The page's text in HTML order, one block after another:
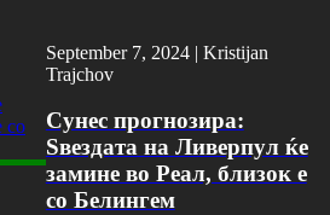
September 7, 2024 | Kristijan
Trajchov
Сунес прогнозира:
Ѕвездата на Ливерпул ќе
замине во Реал, близок е
со Белингем